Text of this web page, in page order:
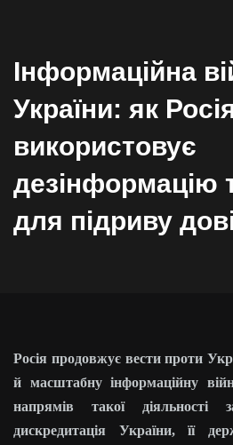
Інформаційна
України: як
використовує
дезінформацію
для підриву
Росія продовжує вести проти
й масштабну інформаційну
напрямів такої діяльності
дискредитація України, її